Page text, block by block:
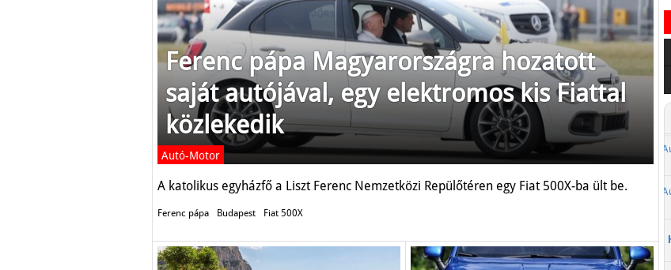
Ferenc pápa Magyarországra hozatott
saját autójával, egy elektromos kis Fiattal
közlekedik
Autó-Motor
A katolikus egyházfő a Liszt Ferenc Nemzetközi Repülőtéren egy Fiat 500X-ba ült be.
Ferenc pápa Budapest Fiat 500X